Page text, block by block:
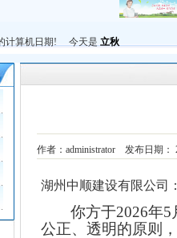
计算机日期! 今天是 立秋
作者：administrator 发布日期
湖州中顺建设有限公司
你方于2026年5
公正、透明的原则